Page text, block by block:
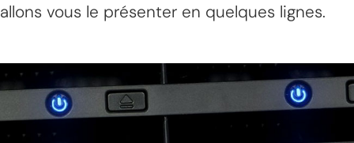
allons vous le présenter en quelques lignes.